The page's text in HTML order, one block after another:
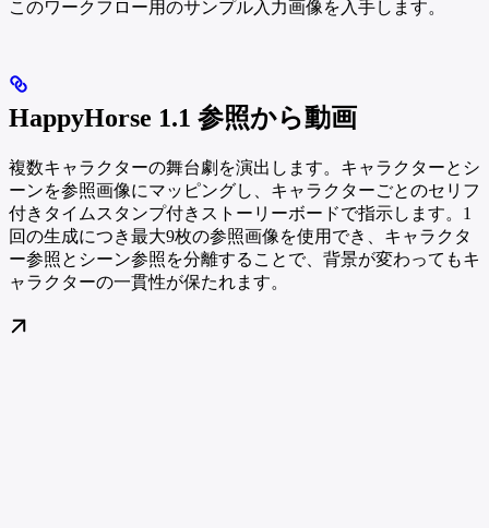
このワークフロー用のサンプル入力画像を入手します。
HappyHorse 1.1 参照から動画
複数キャラクターの舞台劇を演出します。キャラクターとシ
ーンを参照画像にマッピングし、キャラクターごとのセリフ
付きタイムスタンプ付きストーリーボードで指示します。1
回の生成につき最大9枚の参照画像を使用でき、キャラクタ
ー参照とシーン参照を分離することで、背景が変わってもキ
ャラクターの一貫性が保たれます。